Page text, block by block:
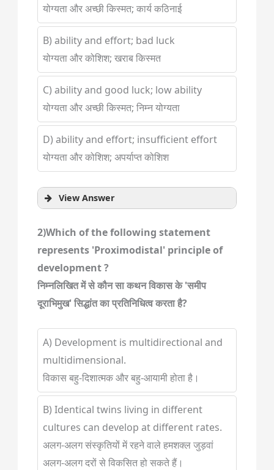
योग्यता और अच्छी किस्मत; कार्य कठिनाई
B) ability and effort; bad luck
योग्यता और कोशिश; खराब किस्मत
C) ability and good luck; low ability
योग्यता और अच्छी किस्मत; निम्न योग्यता
D) ability and effort; insufficient effort
योग्यता और कोशिश; अपर्याप्त कोशिश
View Answer
2)Which of the following statement
represents 'Proximodistal' principle of
development ?
निम्नलिखित में से कौन सा कथन विकास के 'समीप
दूराभिमुख' सिद्धांत का प्रतिनिधित्व करता है?
A) Development is multidirectional and
multidimensional.
विकास बहु-दिशात्मक और बहु-आयामी होता है।
B) Identical twins living in different
cultures can develop at different rates.
अलग-अलग संस्कृतियों में रहने वाले हमशक्ल जुड़वां
अलग-अलग दरों से विकसित हो सकते हैं।